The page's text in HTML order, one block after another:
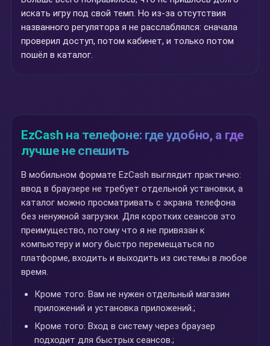
искать игру под свой темп. Но из-за отсутствия
названного регулятора я не расслаблялся: сначала
проверил доступ, потом кабинет, и только потом
пошёл в каталог.
EzCash на телефоне: где удобно, а где
лучше не спешить
В мобильном формате EzCash выглядит практично:
ввод в браузере не требует отдельной установки, а
каталог можно просматривать с экрана телефона
без ненужной загрузки. Для коротких сеансов это
преимущество, потому что я не привязан к
компьютеру и могу быстро перемещаться по
платформе, входить и выходить из системы в любое
время.
Кроме того: Вам не нужен отдельный магазин
приложений и установка приложений.;
Кроме того: Вход в систему через браузер
подходит для быстрых сеансов.;